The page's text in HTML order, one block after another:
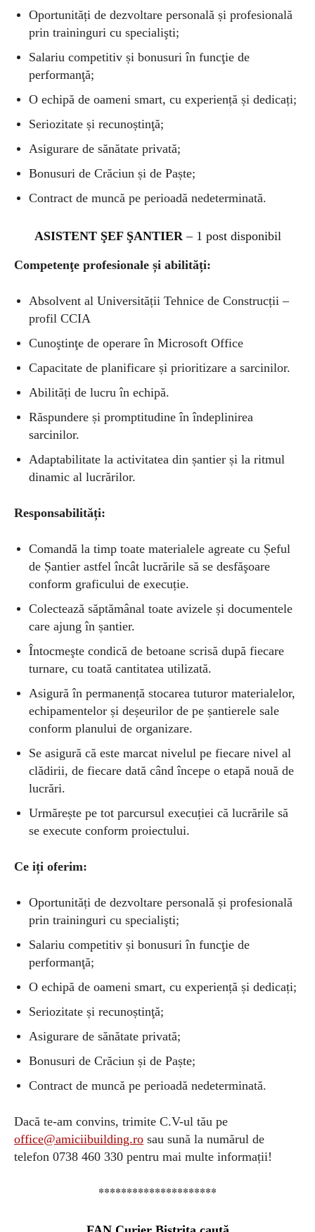
Oportunități de dezvoltare personală și profesională
prin traininguri cu specialişti;
Salariu competitiv și bonusuri în funcţie de
performanţă;
O echipă de oameni smart, cu experiență și dedicați;
Seriozitate și recunoștinţă;
Asigurare de sănătate privată;
Bonusuri de Crăciun și de Paște;
Contract de muncă pe perioadă nedeterminată.
ASISTENT ŞEF ŞANTIER – 1 post disponibil
Competenţe profesionale și abilități:
Absolvent al Universității Tehnice de Construcții –
profil CCIA
Cunoştinţe de operare în Microsoft Office
Capacitate de planificare și prioritizare a sarcinilor.
Abilități de lucru în echipă.
Răspundere și promptitudine în îndeplinirea
sarcinilor.
Adaptabilitate la activitatea din șantier și la ritmul
dinamic al lucrărilor.
Responsabilități:
Comandă la timp toate materialele agreate cu Șeful
de Șantier astfel încât lucrările să se desfăşoare
conform graficului de execuție.
Colectează săptămânal toate avizele și documentele
care ajung în șantier.
Întocmeşte condică de betoane scrisă după fiecare
turnare, cu toată cantitatea utilizată.
Asigură în permanență stocarea tuturor materialelor,
echipamentelor și deșeurilor de pe șantierele sale
conform planului de organizare.
Se asigură că este marcat nivelul pe fiecare nivel al
clădirii, de fiecare dată când începe o etapă nouă de
lucrări.
Urmărește pe tot parcursul execuției că lucrările să
se execute conform proiectului.
Ce iți oferim:
Oportunități de dezvoltare personală și profesională
prin traininguri cu specialişti;
Salariu competitiv și bonusuri în funcţie de
performanţă;
O echipă de oameni smart, cu experiență și dedicați;
Seriozitate și recunoștinţă;
Asigurare de sănătate privată;
Bonusuri de Crăciun și de Paște;
Contract de muncă pe perioadă nedeterminată.
Dacă te-am convins, trimite C.V-ul tău pe
office@amiciibuilding.ro sau sună la numărul de
telefon 0738 460 330 pentru mai multe informații!
*********************